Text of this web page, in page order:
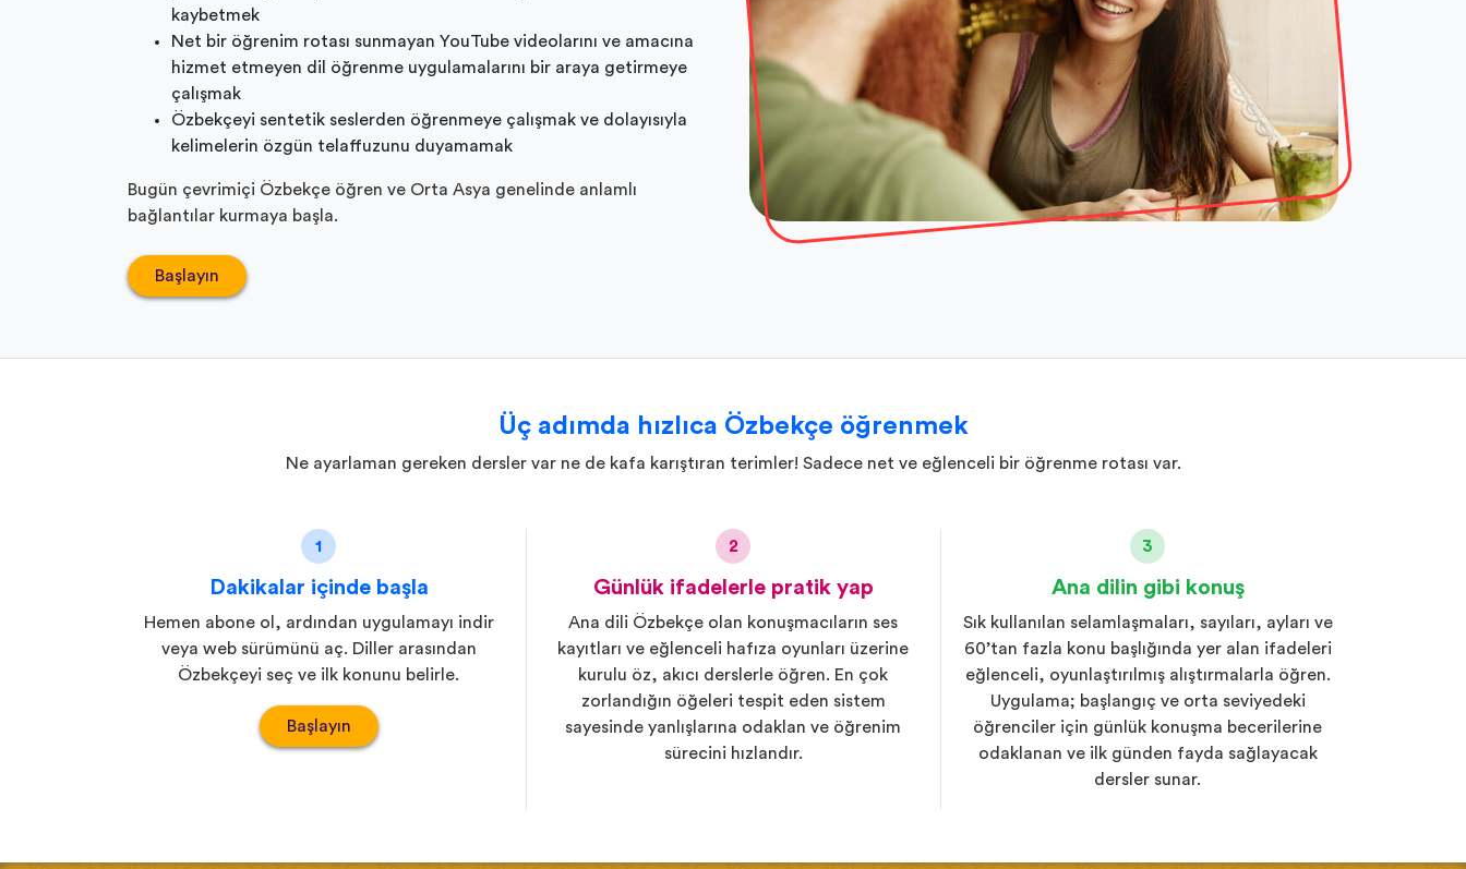
kaybetmek
Net bir öğrenim rotası sunmayan YouTube videolarını ve amacına
hizmet etmeyen dil öğrenme uygulamalarını bir araya getirmeye
çalışmak
Özbekçeyi sentetik seslerden öğrenmeye çalışmak ve dolayısıyla
kelimelerin özgün telaffuzunu duyamamak
Bugün çevrimiçi Özbekçe öğren ve Orta Asya genelinde anlamlı
bağlantılar kurmaya başla.
Başlayın
Üç adımda hızlıca Özbekçe öğrenmek
Ne ayarlaman gereken dersler var ne de kafa karıştıran terimler! Sadece net ve eğlenceli bir öğrenme rotası var.
1
Dakikalar içinde başla
Hemen abone ol, ardından uygulamayı indir
veya web sürümünü aç. Diller arasından
Özbekçeyi seç ve ilk konunu belirle.
Başlayın
2
Günlük ifadelerle pratik yap
Ana dili Özbekçe olan konuşmacıların ses
kayıtları ve eğlenceli hafıza oyunları üzerine
kurulu öz, akıcı derslerle öğren. En çok
zorlandığın öğeleri tespit eden sistem
sayesinde yanlışlarına odaklan ve öğrenim
sürecini hızlandır.
3
Ana dilin gibi konuş
Sık kullanılan selamlaşmaları, sayıları, ayları ve
60’tan fazla konu başlığında yer alan ifadeleri
eğlenceli, oyunlaştırılmış alıştırmalarla öğren.
Uygulama; başlangıç ve orta seviyedeki
öğrenciler için günlük konuşma becerilerine
odaklanan ve ilk günden fayda sağlayacak
dersler sunar.